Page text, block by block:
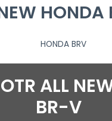
ALL
BR-V